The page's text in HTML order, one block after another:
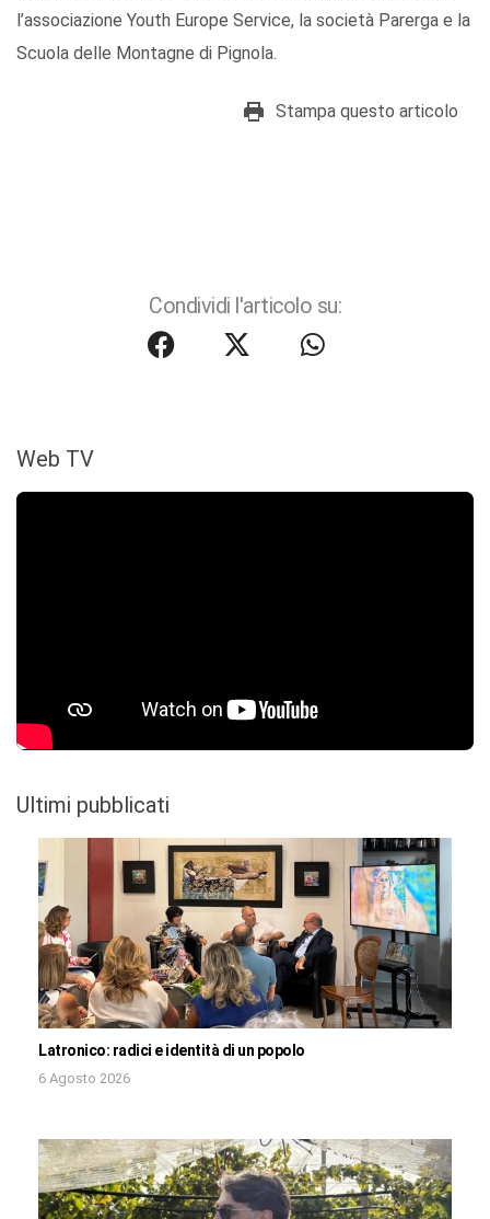
l’associazione Youth Europe Service, la società Parerga e la
Scuola delle Montagne di Pignola.
Stampa questo articolo
Condividi l'articolo su:
Web TV
Ultimi pubblicati
Latronico: radici e identità di un popolo
6 Agosto 2026